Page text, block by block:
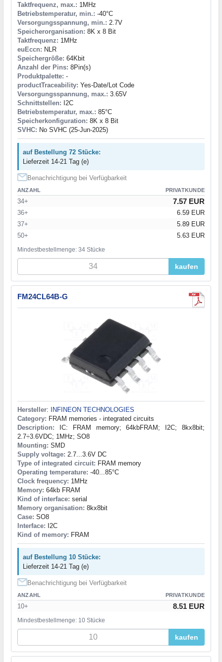
Taktfrequenz, max.: 1MHz
Betriebstemperatur, min.: -40°C
Versorgungsspannung, min.: 2.7V
Speicherorganisation: 8K x 8 Bit
Taktfrequenz: 1MHz
euEccn: NLR
Speichergröße: 64Kbit
Anzahl der Pins: 8Pin(s)
Produktpalette: -
productTraceability: Yes-Date/Lot Code
Versorgungsspannung, max.: 3.65V
Schnittstellen: I2C
Betriebstemperatur, max.: 85°C
Speicherkonfiguration: 8K x 8 Bit
SVHC: No SVHC (25-Jun-2025)
auf Bestellung 72 Stücke:
Lieferzeit 14-21 Tag (e)
Benachrichtigung bei Verfügbarkeit
ANZAHL PRIVATKUNDE
34+ 7.57 EUR
36+
6.59 EUR
37+
5.89 EUR
50+
5.63 EUR
Mindestbestellmenge: 34 Stücke
kaufen
FM24CL64B-G
Hersteller:
INFINEON TECHNOLOGIES
Category: FRAM memories - integrated circuits
Description: IC: FRAM memory; 64kbFRAM; I2C; 8kx8bit;
2.7÷3.6VDC; 1MHz; SO8
Mounting: SMD
Supply voltage: 2.7...3.6V DC
Type of integrated circuit: FRAM memory
Operating temperature: -40...85°C
Clock frequency: 1MHz
Memory: 64kb FRAM
Kind of interface: serial
Memory organisation: 8kx8bit
Case: SO8
Interface: I2C
Kind of memory: FRAM
auf Bestellung 10 Stücke:
Lieferzeit 14-21 Tag (e)
Benachrichtigung bei Verfügbarkeit
ANZAHL PRIVATKUNDE
10+ 8.51 EUR
Mindestbestellmenge: 10 Stücke
kaufen